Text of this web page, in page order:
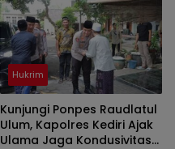
Hukrim
Kunjungi Ponpes Raudlatul
Ulum, Kapolres Kediri Ajak
Ulama Jaga Kondusivitas